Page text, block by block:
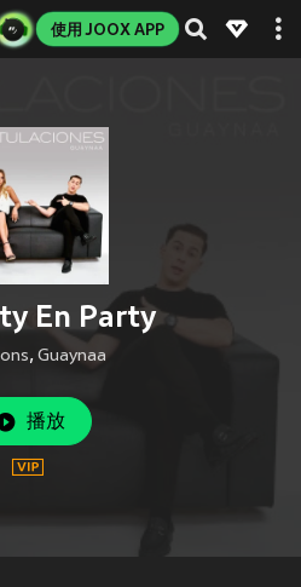
使用 JOOX APP
En Party
, Guaynaa
播放